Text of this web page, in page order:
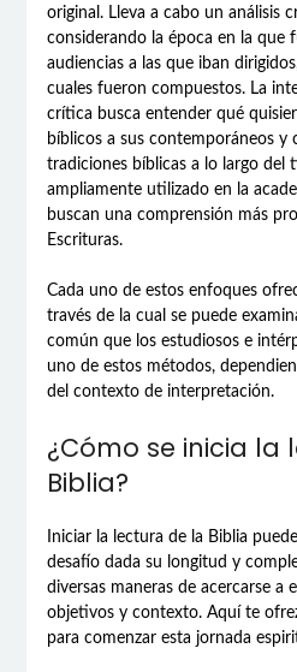
original. Lleva a cabo un análisis
considerando la época en la que
audiencias a las que iban
cuales fueron compuestos. La
crítica busca entender qué
bíblicos a sus contemporáneos y
tradiciones bíblicas a lo largo del
ampliamente utilizado en la
buscan una comprensión más
Escrituras.
Cada uno de estos enfoques
través de la cual se puede
común que los estudiosos e
uno de estos métodos,
del contexto de interpretación.
¿Cómo se inicia la
Biblia?
Iniciar la lectura de la Biblia
desafío dada su longitud y
diversas maneras de acercarse a
objetivos y contexto. Aquí te
para comenzar esta jornada